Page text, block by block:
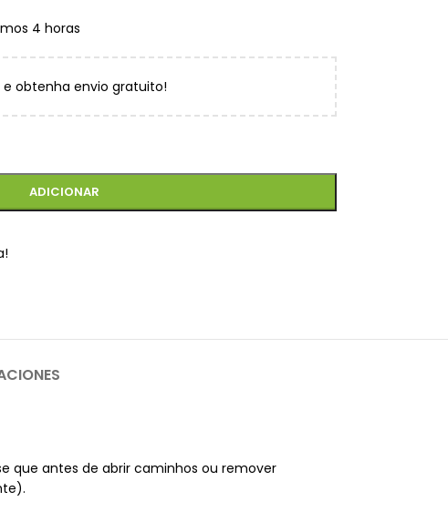
4 horas
obtenha envio gratuito!
ADICIONAR
que antes de abrir caminhos ou remover